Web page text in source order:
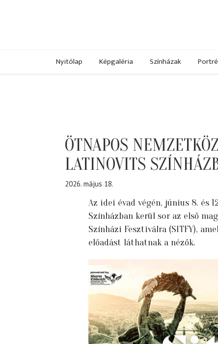
Nyitólap Képgaléria Színházak Portré
ÖTNAPOS
LATINOVITS
2026. május 18.
Az idei évad végén, június 8. és
Színházban kerül sor az első
Színházi Fesztiválra (SITFY),
előadást láthatnak a nézők.